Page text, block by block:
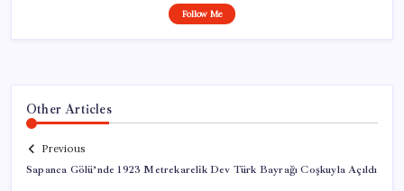
Follow Me
Other Articles
Previous
Sapanca Gölü’nde 1923 Metrekarelik Dev Türk Bayrağı Coşkuyla Açıldı